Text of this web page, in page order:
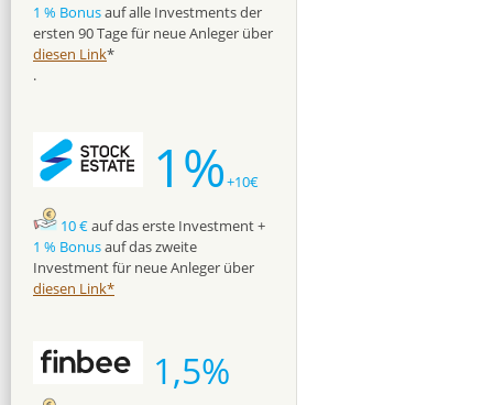
1 % Bonusauf alle Investments der
ersten 90 Tage für neue Anleger über
diesen Link*
.
1%+10€
10 €auf das erste Investment +
1 % Bonusauf das zweite
Investment für neue Anleger über
diesen Link*
1,5%